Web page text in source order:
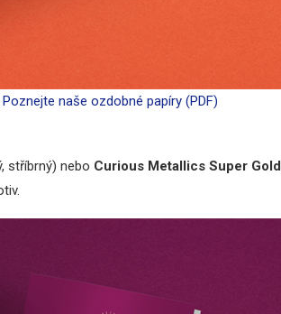
Poznejte naše ozdobné papíry (PDF)
stříbrný) nebo Curious Metallics Super Gold